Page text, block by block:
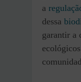
a
dessa
garantir a